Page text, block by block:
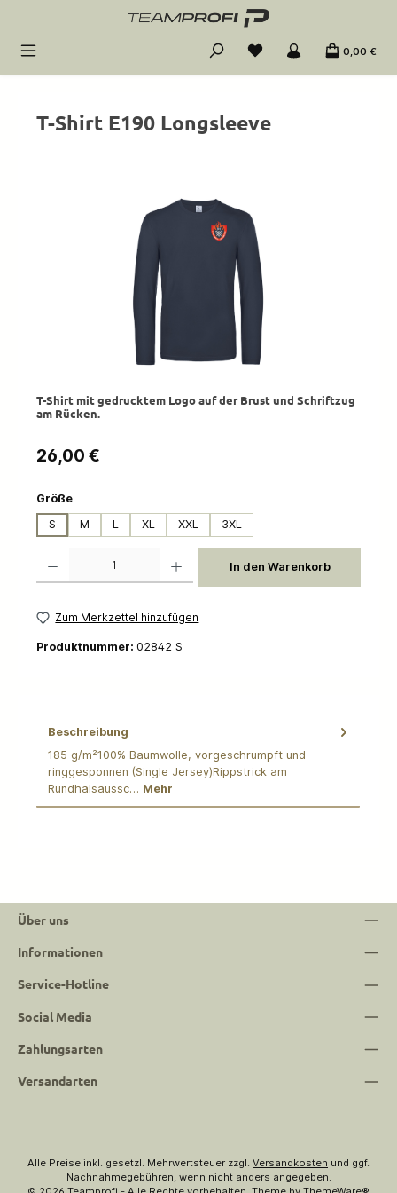
Zum Hauptinhalt springen
0,00 €
T-Shirt E190 Longsleeve
T-Shirt mit gedrucktem Logo auf der Brust und Schriftzug
am Rücken.
Regulärer Preis:
26,00 €
Größeauswählen
S
M L XL XXL 3XL
In den Warenkorb
Zum Merkzettel hinzufügen
Produktnummer: 02842 S
Beschreibung
185 g/m²100% Baumwolle, vorgeschrumpft und
ringgesponnen (Single Jersey)Rippstrick am
Rundhalsaussc… Mehr
Über uns
Informationen
Service-Hotline
Social Media
Zahlungsarten
Versandarten
Alle Preise inkl. gesetzl. Mehrwertsteuer zzgl. Versandkosten und ggf.
Nachnahmegebühren, wenn nicht anders angegeben.